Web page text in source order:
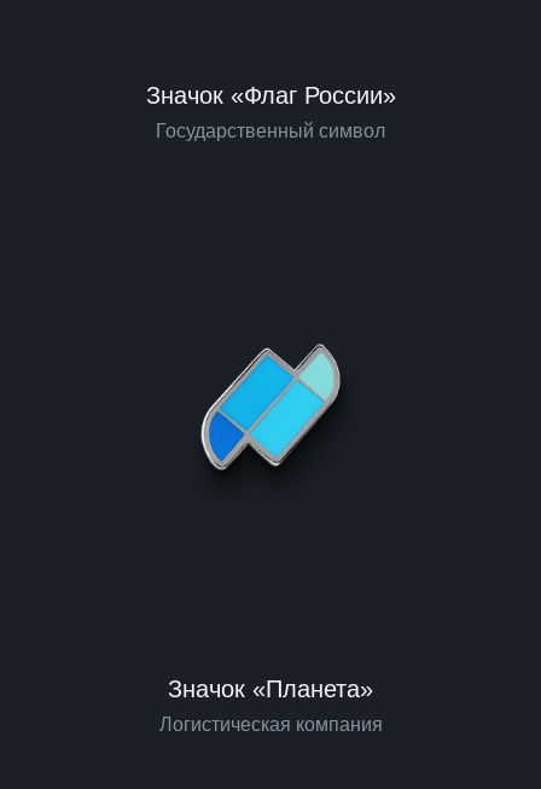
Значок «Флаг России»
Государственный символ
Значок «Планета»
Логистическая компания